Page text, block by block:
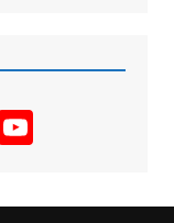
Y
u